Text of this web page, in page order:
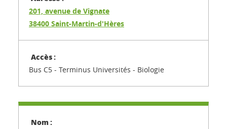
201, avenue de Vignate
38400 Saint-Martin-d'Hères
Bus C5 - Terminus Universités - Biologie